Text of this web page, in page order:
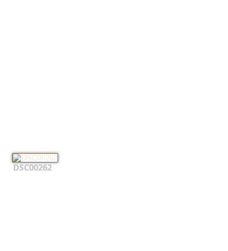
DSC00262